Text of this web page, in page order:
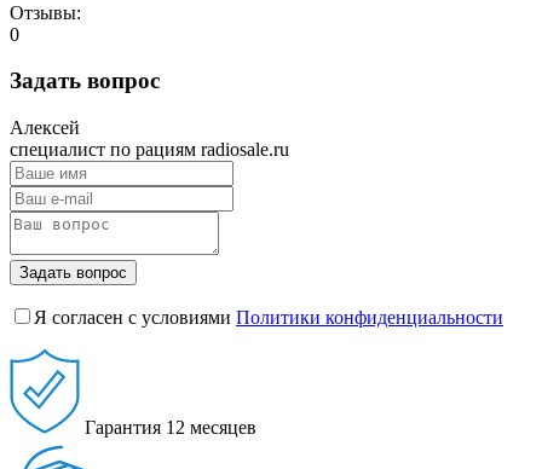
Отзывы:
0
Задать вопрос
Алексей
специалист по рациям radiosale.ru
Задать вопрос
Я согласен с условиями Политики конфиденциальности
Гарантия 12 месяцев